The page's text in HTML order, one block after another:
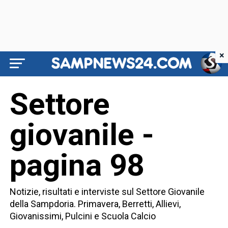
Settore
giovanile -
pagina 98
Notizie, risultati e interviste sul Settore Giovanile
della Sampdoria. Primavera, Berretti, Allievi,
Giovanissimi, Pulcini e Scuola Calcio
×